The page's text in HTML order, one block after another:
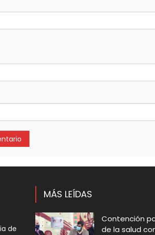
de
MÁS LEÍDAS
Contención
de la salud